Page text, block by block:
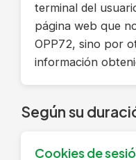
terminal del
página web que
OPP72, sino por
información
Según su
Cookies de